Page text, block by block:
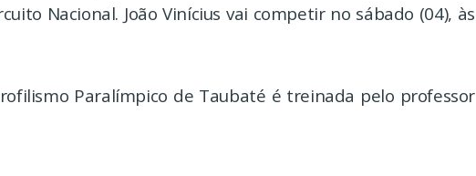
Nacional. João Vinícius vai competir no sábado (04), às
Paralímpico de Taubaté é treinada pelo professor